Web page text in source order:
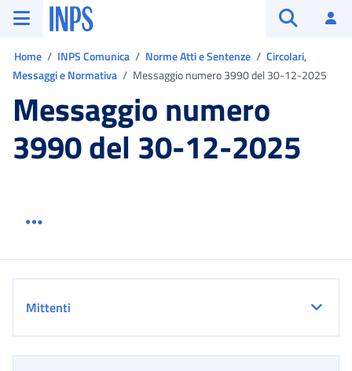
Vai al menu principale
Vai al contenuto principale
Vai al pie' di pagina
INPS ()
Home INPS Comunica Norme Atti e Sentenze
Circolari,
Messaggi e Normativa
Messaggio numero 3990 del 30-12-2025
Messaggio numero
3990 del 30-12-2025
Mittenti